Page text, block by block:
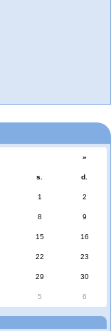
»
s. d.
1 2
8 9
15 16
22 23
29 30
5 6